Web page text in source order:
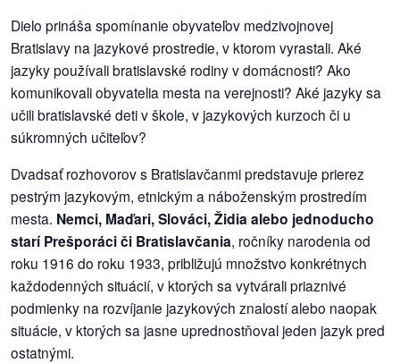
konania
stavebné
konania
konania
dobrá
prax
práca
odkazy
Dielo prináša spomínanie obyvateľov medzivojnovej
Bratislavy na jazykové prostredie, v ktorom vyrastali. Aké
jazyky používali bratislavské rodiny v domácnosti? Ako
komunikovali obyvatelia mesta na verejnosti? Aké jazyky sa
učili bratislavské deti v škole, v jazykových kurzoch či u
súkromných učiteľov?
Dvadsať rozhovorov s Bratislavčanmi predstavuje prierez
pestrým jazykovým, etnickým a náboženským prostredím
mesta. Nemci, Maďari, Slováci, Židia alebo jednoducho
starí Prešporáci či Bratislavčania, ročníky narodenia od
roku 1916 do roku 1933, približujú množstvo konkrétnych
každodenných situácií, v ktorých sa vytvárali priaznivé
podmienky na rozvíjanie jazykových znalostí alebo naopak
situácie, v ktorých sa jasne uprednostňoval jeden jazyk pred
ostatnými.